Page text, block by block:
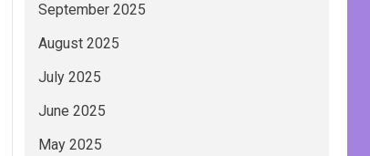
September 2025
August 2025
July 2025
June 2025
May 2025